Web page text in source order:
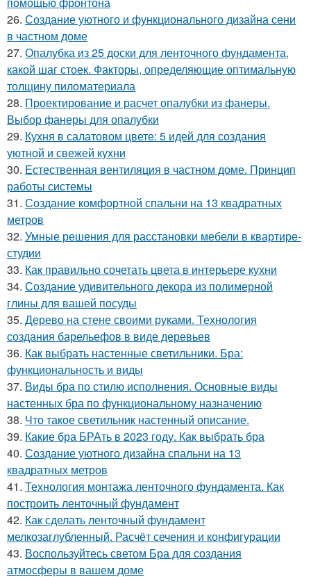
26. Создание уютного и функционального дизайна сени
в частном доме
27. Опалубка из 25 доски для ленточного фундамента,
какой шаг стоек. Факторы, определяющие оптимальную
толщину пиломатериала
28. Проектирование и расчет опалубки из фанеры.
Выбор фанеры для опалубки
29. Кухня в салатовом цвете: 5 идей для создания
уютной и свежей кухни
30. Естественная вентиляция в частном доме. Принцип
работы системы
31. Создание комфортной спальни на 13 квадратных
метров
32. Умные решения для расстановки мебели в квартире-
студии
33. Как правильно сочетать цвета в интерьере кухни
34. Создание удивительного декора из полимерной
глины для вашей посуды
35. Дерево на стене своими руками. Технология
создания барельефов в виде деревьев
36. Как выбрать настенные светильники. Бра:
функциональность и виды
37. Виды бра по стилю исполнения. Основные виды
настенных бра по функциональному назначению
38. Что такое светильник настенный описание.
39. Какие бра БРАть в 2023 году. Как выбрать бра
40. Создание уютного дизайна спальни на 13
квадратных метров
41. Технология монтажа ленточного фундамента. Как
построить ленточный фундамент
42. Как сделать ленточный фундамент
мелкозаглубленный. Расчёт сечения и конфигурации
43. Воспользуйтесь светом Бра для создания
атмосферы в вашем доме